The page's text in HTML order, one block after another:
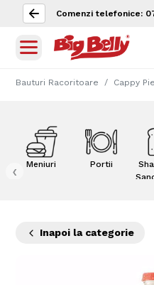
Comenzi telefonice:
Bauturi Racoritoare Cappy
Meniuri Portii
‹
Inapoi la categorie